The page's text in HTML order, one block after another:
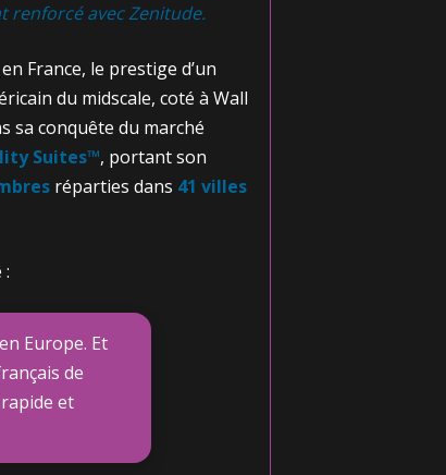
renforcé avec Zenitude.
France, le prestige d’un
du midscale, coté à Wall
sa conquête du marché
Suites™, portant son
réparties dans 41 villes
Europe. Et
de
et